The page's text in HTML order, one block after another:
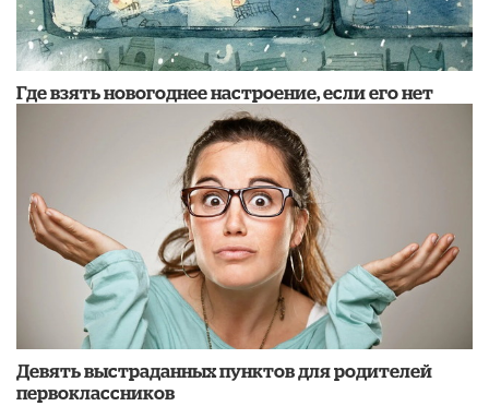
Где взять новогоднее настроение, если его нет
Девять выстраданных пунктов для родителей
первоклассников